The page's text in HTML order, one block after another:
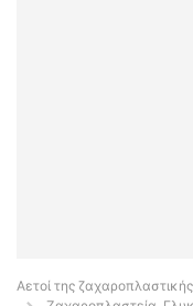
Αετοί της ζαχαροπλαστικής